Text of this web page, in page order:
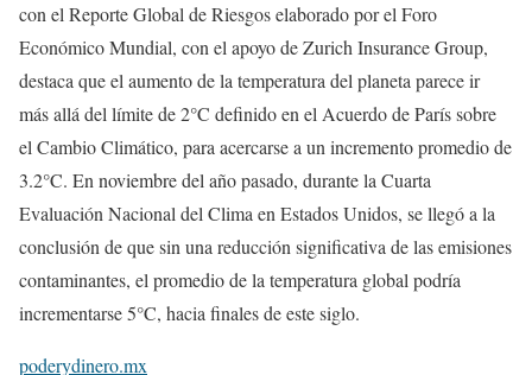
con el Reporte Global de Riesgos elaborado por el Foro
Económico Mundial, con el apoyo de Zurich Insurance Group,
destaca que el aumento de la temperatura del planeta parece ir
más allá del límite de 2°C definido en el Acuerdo de París sobre
el Cambio Climático, para acercarse a un incremento promedio de
3.2°C. En noviembre del año pasado, durante la Cuarta
Evaluación Nacional del Clima en Estados Unidos, se llegó a la
conclusión de que sin una reducción significativa de las emisiones
contaminantes, el promedio de la temperatura global podría
incrementarse 5°C, hacia finales de este siglo.
poderydinero.mx